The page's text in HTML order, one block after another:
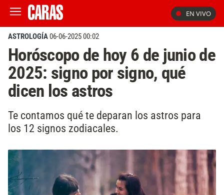
EN VIVO
ASTROLOGÍA06-06-2025 00:02
Horóscopo de hoy 6 de junio de
2025: signo por signo, qué
dicen los astros
Te contamos qué te deparan los astros para
los 12 signos zodiacales.